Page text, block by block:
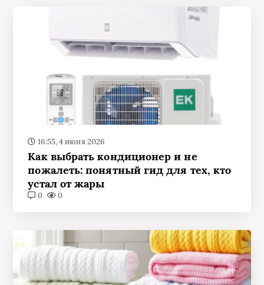
16:55, 4 июня 2026
Как выбрать кондиционер и не
пожалеть: понятный гид для тех, кто
устал от жары
0 0